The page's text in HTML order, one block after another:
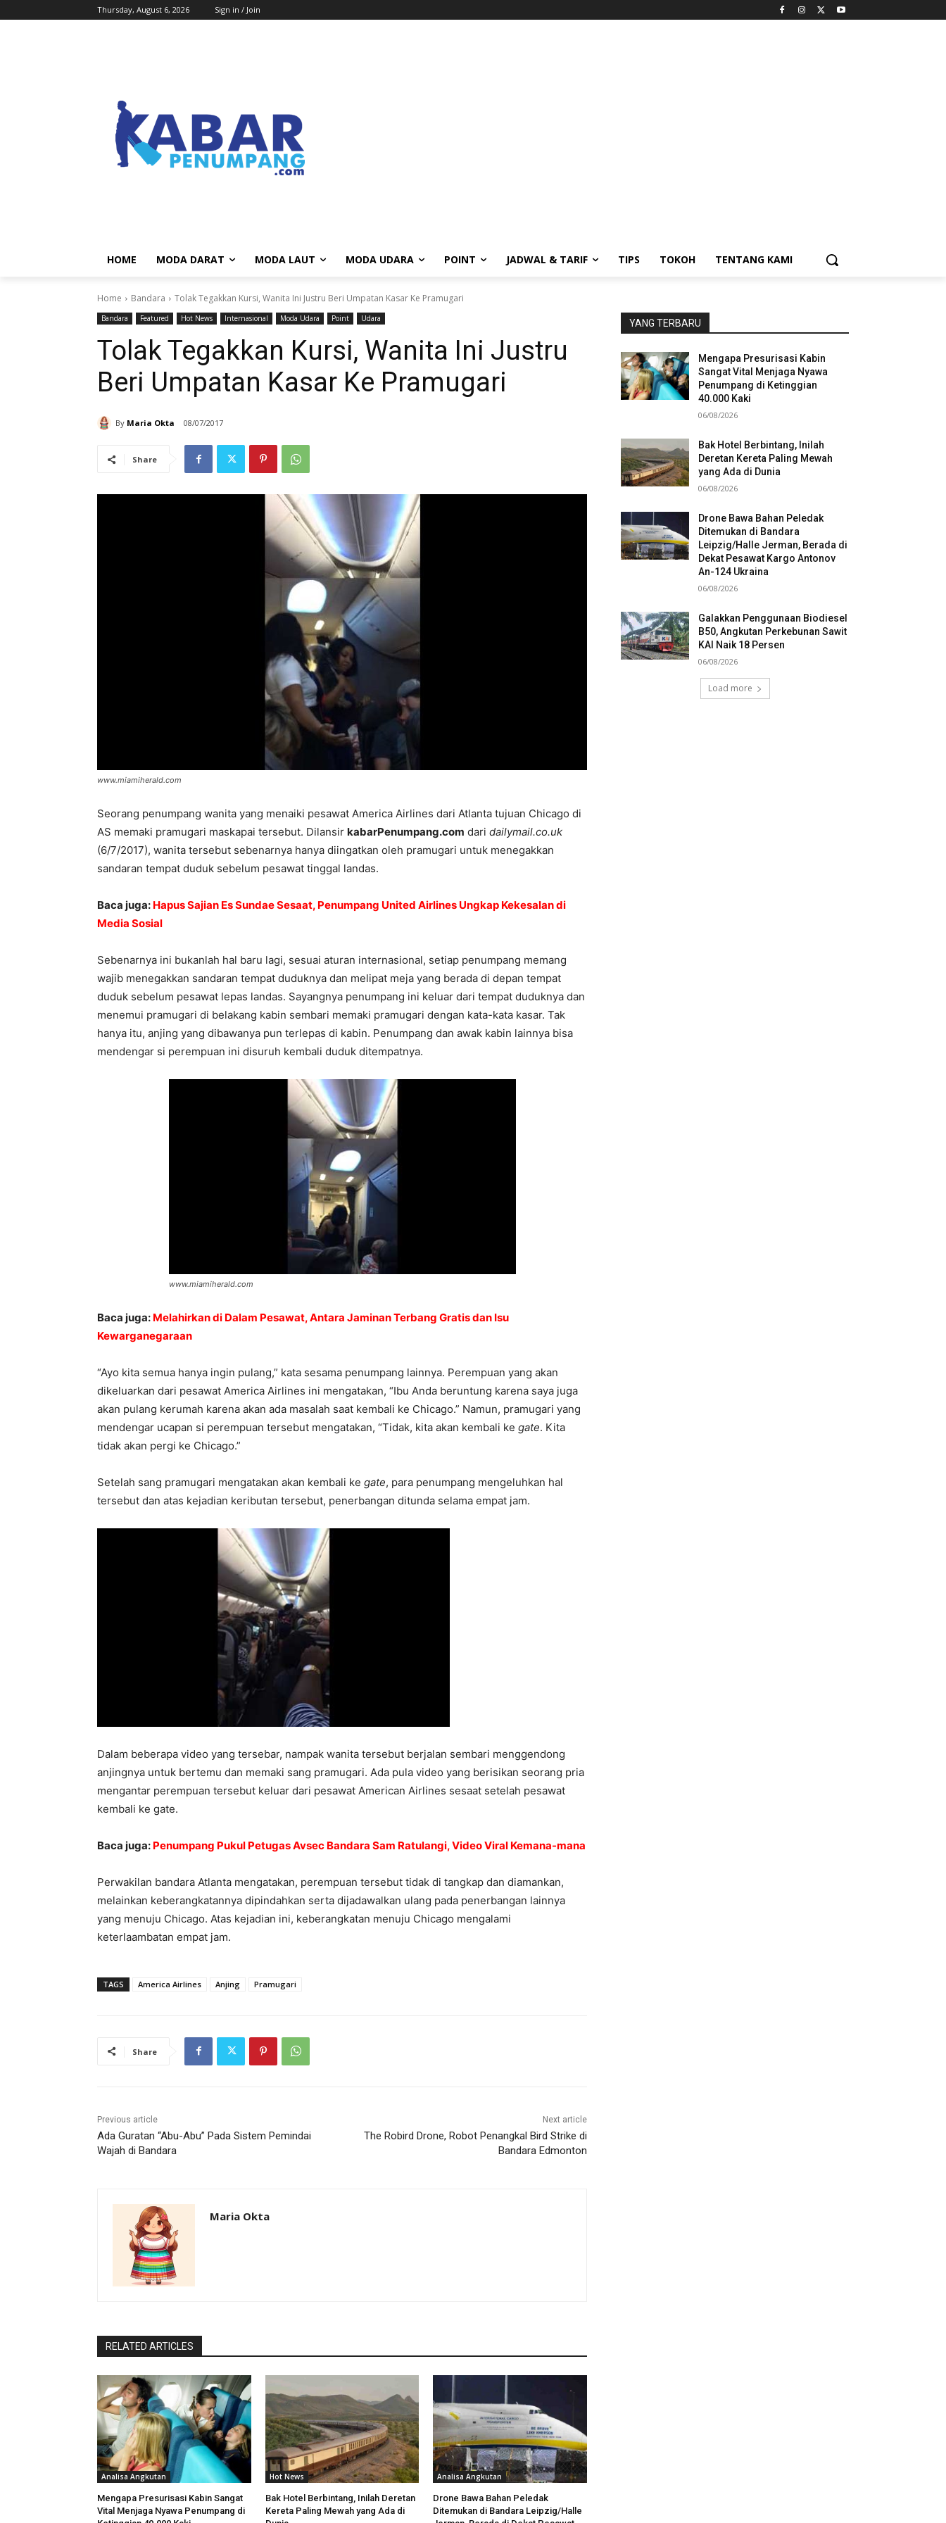
Thursday, August 6, 2026 Sign in / Join
HOME MODA DARAT MODA LAUT MODA UDARA POINT JADWAL & TARIF TIPS TOKOH TENTANG KAMI
Home Bandara Tolak Tegakkan Kursi, Wanita Ini Justru Beri Umpatan Kasar Ke Pramugari
Bandara Featured Hot News Internasional Moda Udara Point Udara
Tolak Tegakkan Kursi, Wanita Ini Justru
Beri Umpatan Kasar Ke Pramugari
By Maria Okta 08/07/2017
Share
www.miamiherald.com
Seorang penumpang wanita yang menaiki pesawat America Airlines dari Atlanta tujuan Chicago di
AS memaki pramugari maskapai tersebut. Dilansir kabarPenumpang.com dari dailymail.co.uk
(6/7/2017), wanita tersebut sebenarnya hanya diingatkan oleh pramugari untuk menegakkan
sandaran tempat duduk sebelum pesawat tinggal landas.
Baca juga: Hapus Sajian Es Sundae Sesaat, Penumpang United Airlines Ungkap Kekesalan di
Media Sosial
Sebenarnya ini bukanlah hal baru lagi, sesuai aturan internasional, setiap penumpang memang
wajib menegakkan sandaran tempat duduknya dan melipat meja yang berada di depan tempat
duduk sebelum pesawat lepas landas. Sayangnya penumpang ini keluar dari tempat duduknya dan
menemui pramugari di belakang kabin sembari memaki pramugari dengan kata-kata kasar. Tak
hanya itu, anjing yang dibawanya pun terlepas di kabin. Penumpang dan awak kabin lainnya bisa
mendengar si perempuan ini disuruh kembali duduk ditempatnya.
www.miamiherald.com
Baca juga: Melahirkan di Dalam Pesawat, Antara Jaminan Terbang Gratis dan Isu
Kewarganegaraan
“Ayo kita semua hanya ingin pulang,” kata sesama penumpang lainnya. Perempuan yang akan
dikeluarkan dari pesawat America Airlines ini mengatakan, “Ibu Anda beruntung karena saya juga
akan pulang kerumah karena akan ada masalah saat kembali ke Chicago.” Namun, pramugari yang
mendengar ucapan si perempuan tersebut mengatakan, “Tidak, kita akan kembali ke gate. Kita
tidak akan pergi ke Chicago.”
Setelah sang pramugari mengatakan akan kembali ke gate, para penumpang mengeluhkan hal
tersebut dan atas kejadian keributan tersebut, penerbangan ditunda selama empat jam.
Dalam beberapa video yang tersebar, nampak wanita tersebut berjalan sembari menggendong
anjingnya untuk bertemu dan memaki sang pramugari. Ada pula video yang berisikan seorang pria
mengantar perempuan tersebut keluar dari pesawat American Airlines sesaat setelah pesawat
kembali ke gate.
Baca juga: Penumpang Pukul Petugas Avsec Bandara Sam Ratulangi, Video Viral Kemana-mana
Perwakilan bandara Atlanta mengatakan, perempuan tersebut tidak di tangkap dan diamankan,
melainkan keberangkatannya dipindahkan serta dijadawalkan ulang pada penerbangan lainnya
yang menuju Chicago. Atas kejadian ini, keberangkatan menuju Chicago mengalami
keterlaambatan empat jam.
TAGS America Airlines Anjing Pramugari
Share
Previous article
Ada Guratan “Abu-Abu” Pada Sistem Pemindai
Wajah di Bandara
Next article
The Robird Drone, Robot Penangkal Bird Strike di
Bandara Edmonton
Maria Okta
RELATED ARTICLES
Analisa Angkutan
Mengapa Presurisasi Kabin Sangat
Vital Menjaga Nyawa Penumpang di
Hot News
Bak Hotel Berbintang, Inilah Deretan
Kereta Paling Mewah yang Ada di
Analisa Angkutan
Drone Bawa Bahan Peledak
Ditemukan di Bandara Leipzig/Halle
YANG TERBARU
Mengapa Presurisasi Kabin
Sangat Vital Menjaga Nyawa
Penumpang di Ketinggian
40.000 Kaki
06/08/2026
Bak Hotel Berbintang, Inilah
Deretan Kereta Paling Mewah
yang Ada di Dunia
06/08/2026
Drone Bawa Bahan Peledak
Ditemukan di Bandara
Leipzig/Halle Jerman, Berada di
Dekat Pesawat Kargo Antonov
An-124 Ukraina
06/08/2026
Galakkan Penggunaan Biodiesel
B50, Angkutan Perkebunan Sawit
KAI Naik 18 Persen
06/08/2026
Load more